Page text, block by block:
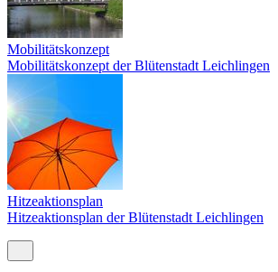
Mobilitätskonzept
Mobilitätskonzept der Blütenstadt Leichlingen
Hitzeaktionsplan
Hitzeaktionsplan der Blütenstadt Leichlingen